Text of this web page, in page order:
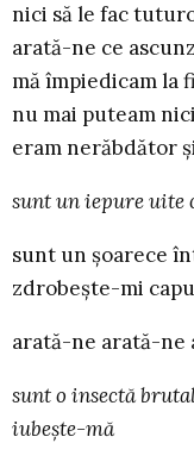
nici să le fac
arată-ne ce
mă împiedicam la
nu mai puteam
eram nerăbdător
sunt un iepure uite
sunt un şoarece
zdrobeşte-mi
arată-ne arată-
sunt o insectă
iubeşte-mă